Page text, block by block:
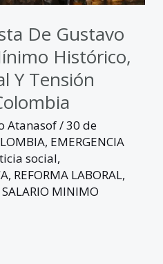
De Gustavo
Histórico,
Y Tensión
Atanasof/30 de
, EMERGENCIA
social,
, REFORMA LABORAL,
SALARIO MINIMO